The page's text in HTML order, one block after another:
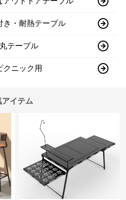
き・耐熱テーブル
丸テーブル
クニック用
イテム